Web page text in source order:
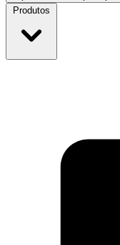
Produtos